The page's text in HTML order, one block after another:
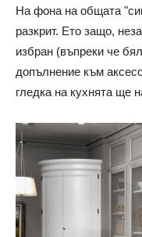
На фона на общата
разкрит. Ето защо,
избран (въпреки че
допълнение към
гледка на кухнята ще